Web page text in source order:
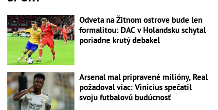
Odveta na Žitnom ostrove bude len
formalitou: DAC v Holandsku schytal
poriadne krutý debakel
Arsenal mal pripravené milióny, Real
požadoval viac: Vinícius spečatil
svoju futbalovú budúcnosť